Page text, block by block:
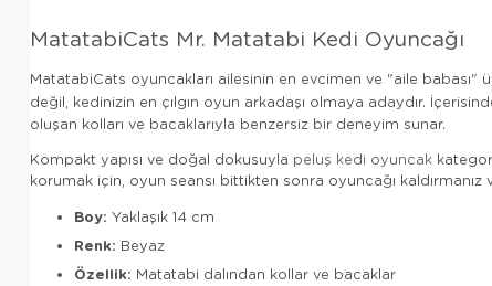
MatatabiCats Mr. Matatabi Kedi Oyuncağı
MatatabiCats oyuncakları ailesinin en evcimen ve "aile babası"
değil, kedinizin en çılgın oyun arkadaşı olmaya adaydır.
oluşan kolları ve bacaklarıyla benzersiz bir deneyim sunar.
Kompakt yapısı ve doğal dokusuyla peluş kedi oyuncak
korumak için, oyun seansı bittikten sonra oyuncağı
Boy: Yaklaşık 14 cm
Renk: Beyaz
Özellik: Matatabi dalından kollar ve bacaklar